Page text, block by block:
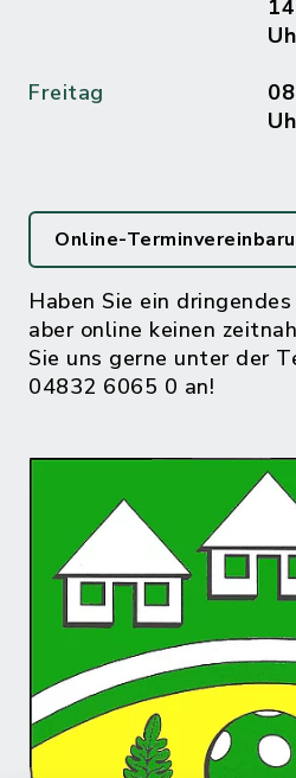
Freitag
Online-
Haben Sie ein
aber online keinen
Sie uns gerne unter der
04832 6065 0 an!